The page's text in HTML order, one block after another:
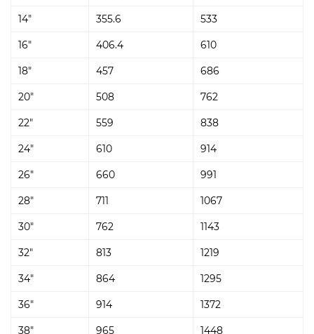
14"
355.6
533
16"
406.4
610
18"
457
686
20"
508
762
22"
559
838
24"
610
914
26"
660
991
28"
711
1067
30"
762
1143
32"
813
1219
34"
864
1295
36"
914
1372
38"
965
1448